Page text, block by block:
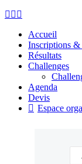
Accueil
Inscriptions
Résultats
Challenges
Agenda
Devis
Espace